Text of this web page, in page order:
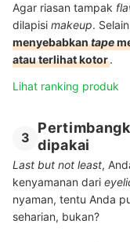
Agar riasan tampak
dilapisi makeup.
menyebabkantape
atau terlihat kotor.
Lihat ranking produk
3 dipakai
Last but not least,
kenyamanan dari
nyaman, tentu Anda
seharian, bukan?